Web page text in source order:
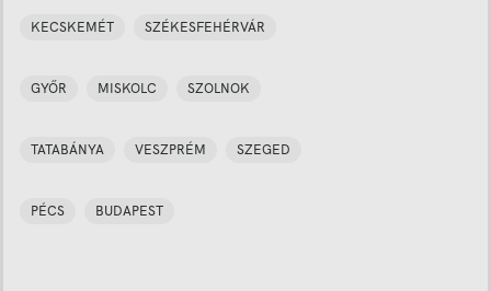
KECSKEMÉT SZÉKESFEHÉRVÁR
GYŐR MISKOLC SZOLNOK
TATABÁNYA VESZPRÉM SZEGED
PÉCS BUDAPEST